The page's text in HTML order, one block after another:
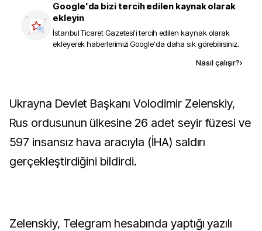
Google'da bizi tercih edilen kaynak olarak
ekleyin
İstanbul Ticaret Gazetesi'i tercih edilen kaynak olarak
ekleyerek haberlerimizi Google'da daha sık görebilirsiniz.
Nasıl çalışır?›
Ukrayna Devlet Başkanı Volodimir Zelenskiy,
Rus ordusunun ülkesine 26 adet seyir füzesi ve
597 insansız hava aracıyla (İHA) saldırı
gerçekleştirdiğini bildirdi.
Zelenskiy, Telegram hesabında yaptığı yazılı